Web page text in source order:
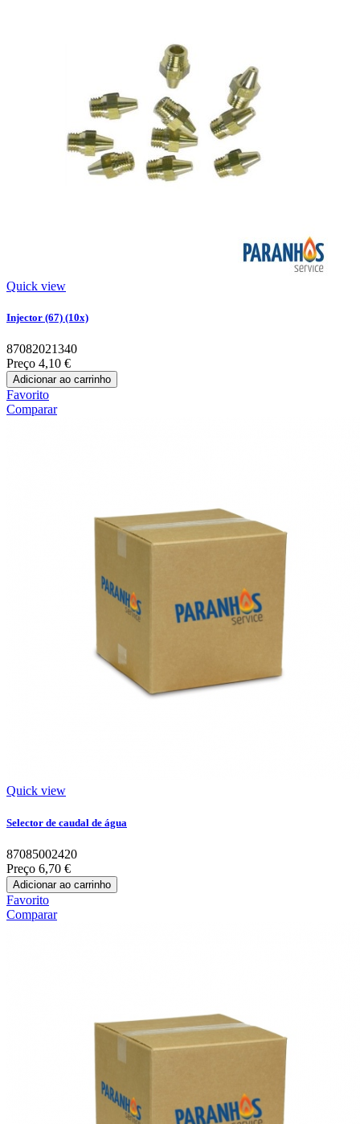
Quick view
Injector (67) (10x)
87082021340
Preço 4,10 €
Adicionar ao carrinho
Favorito
Comparar
Quick view
Selector de caudal de água
87085002420
Preço 6,70 €
Adicionar ao carrinho
Favorito
Comparar